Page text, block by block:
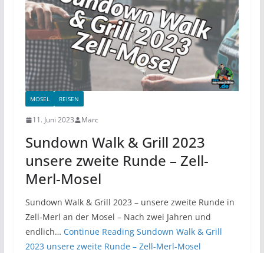
MOSEL REISEN
11. Juni 2023 Marc
Sundown Walk & Grill 2023
unsere zweite Runde – Zell-
Merl-Mosel
Sundown Walk & Grill 2023 – unsere zweite Runde in
Zell-Merl an der Mosel – Nach zwei Jahren und
endlich… Continue ReadingSundown Walk & Grill
2023 unsere zweite Runde – Zell-Merl-Mosel